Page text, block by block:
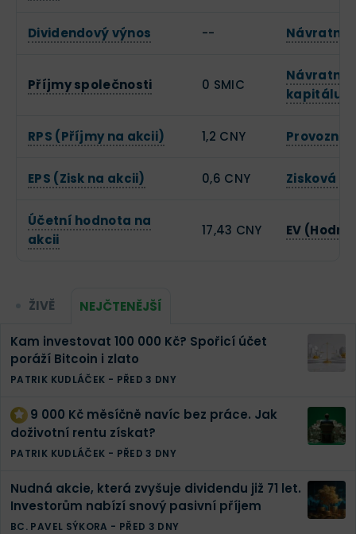
Dividendový výnos --
Příjmy společnosti 0 SMIC
kapitálu
RPS (Příjmy na akcii) 1,2 CNY Provozní
EPS (Zisk na akcii) 0,6 CNY Zisková
Účetní hodnota na
akcii
17,43 CNY EV
ŽIVĚ NEJČTENĚJŠÍ
Kam investovat 100 000 Kč? Spořicí účet
poráží Bitcoin i zlato
PATRIK KUDLÁČEK - PŘED 3 DNY
9 000 Kč měsíčně navíc bez práce. Jak
doživotní rentu získat?
PATRIK KUDLÁČEK - PŘED 3 DNY
Nudná akcie, která zvyšuje dividendu již 71 let.
Investorům nabízí snový pasivní příjem
BC. PAVEL SÝKORA - PŘED 3 DNY